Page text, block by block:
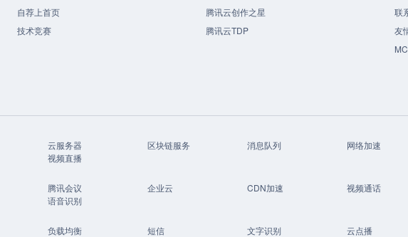
自荐上首页
技术竞赛
腾讯云创作之星
腾讯云TDP
联
友
云服务器 区块链服务 消息队列
网络加速
视频直播
腾讯会议 企业云 CDN加速
视频通话
语音识别
负载均衡 短信 文字识别 云点播